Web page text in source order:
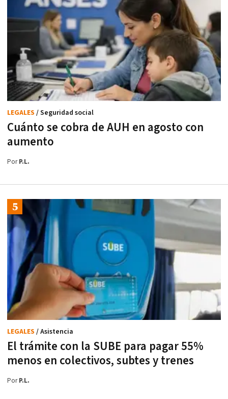
Cuánto se cobra de AUH en agosto con
aumento
LEGALES / Seguridad social
PorP.L.
El trámite con la SUBE para pagar 55%
menos en colectivos, subtes y trenes
LEGALES / Asistencia
PorP.L.